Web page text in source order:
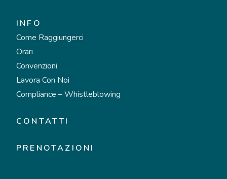
INFO
Come Raggiungerci
Orari
Convenzioni
Lavora Con Noi
Compliance – Whistleblowing
CONTATTI
PRENOTAZIONI